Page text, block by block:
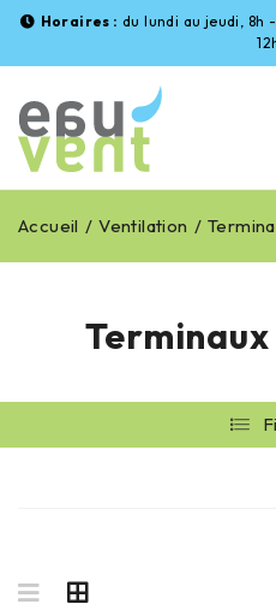
Horaires : du lundi au jeudi, 8h
Accueil / Ventilation /